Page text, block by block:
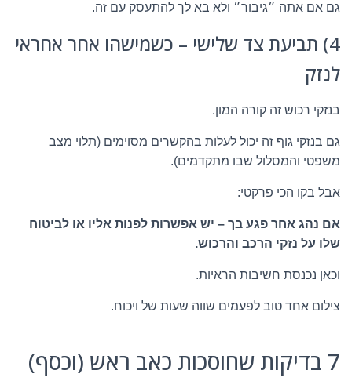
גם אם אתה ״גיבור״ ולא בא לך להתעסק עם זה.
4) תביעת צד שלישי – כשמישהו אחר אחראי
לנזק
בנזקי רכוש זה קורה המון.
גם בנזקי גוף זה יכול לעלות בהקשרים מסוימים (תלוי מצב
משפטי והמסלול שבו מתקדמים).
אבל בקו הכי פרקטי:
אם נהג אחר פגע בך – יש אפשרות לפנות אליו או לביטוח
שלו על נזקי הרכב והרכוש.
וכאן נכנסת חשיבות הראיות.
צילום אחד טוב לפעמים שווה שעות של ויכוח.
7 בדיקות שחוסכות כאב ראש (וכסף)